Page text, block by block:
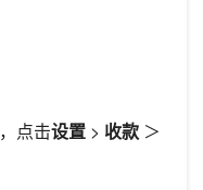
，点击设置 > 收款 ＞